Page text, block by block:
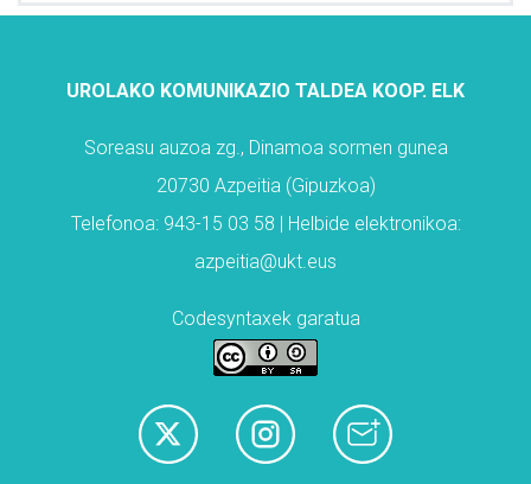
UROLAKO KOMUNIKAZIO TALDEA KOOP. ELK
Soreasu auzoa zg., Dinamoa sormen gunea
20730 Azpeitia (Gipuzkoa)
Telefonoa: 943-15 03 58 | Helbide elektronikoa:
azpeitia@ukt.eus
Codesyntaxek garatua